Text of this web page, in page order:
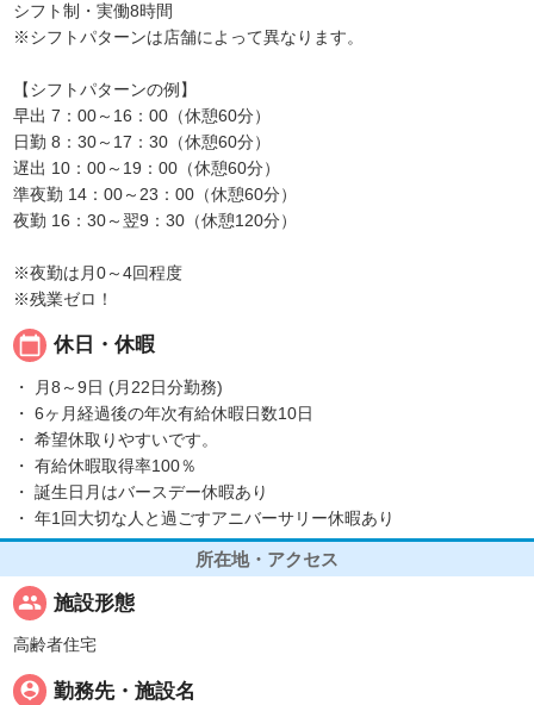
シフト制・実働8時間
※シフトパターンは店舗によって異なります。
【シフトパターンの例】
早出 7：00～16：00（休憩60分）
日勤 8：30～17：30（休憩60分）
遅出 10：00～19：00（休憩60分）
準夜勤 14：00～23：00（休憩60分）
夜勤 16：30～翌9：30（休憩120分）
※夜勤は月0～4回程度
※残業ゼロ！
calendar_today 休日・休暇
・ 月8～9日 (月22日分勤務)
・ 6ヶ月経過後の年次有給休暇日数10日
・ 希望休取りやすいです。
・ 有給休暇取得率100％
・ 誕生日月はバースデー休暇あり
・ 年1回大切な人と過ごすアニバーサリー休暇あり
所在地・アクセス
people 施設形態
高齢者住宅
person_pin 勤務先・施設名